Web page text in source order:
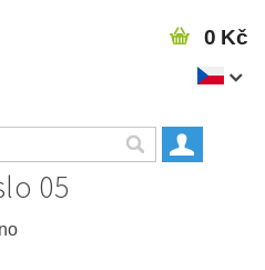
0 Kč
05